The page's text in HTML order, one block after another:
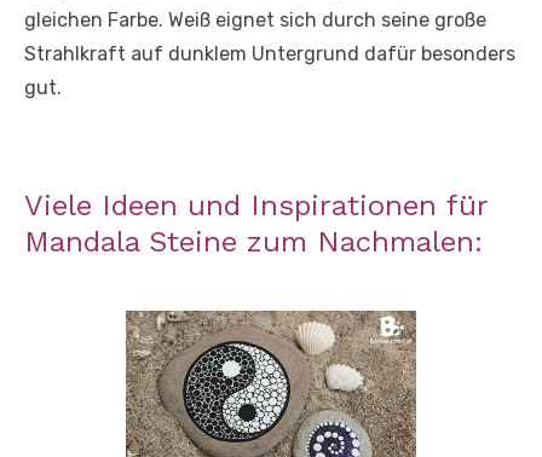
gleichen Farbe. Weiß eignet sich durch seine große
Strahlkraft auf dunklem Untergrund dafür besonders
gut.
Viele Ideen und Inspirationen für
Mandala Steine zum Nachmalen: